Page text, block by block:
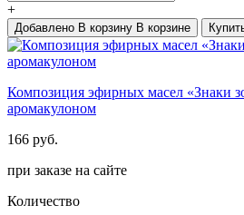
+
Добавлено В корзину В корзине
Композиция эфирных масел «Знаки
аромакулоном
166 руб.
при заказе на сайте
Количество